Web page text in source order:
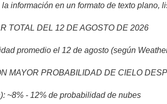
información en un formato de texto plano,
TOTAL DEL 12 DE AGOSTO DE 2026
promedio el 12 de agosto (según
MAYOR PROBABILIDAD DE CIELO
~8% - 12% de probabilidad de nubes